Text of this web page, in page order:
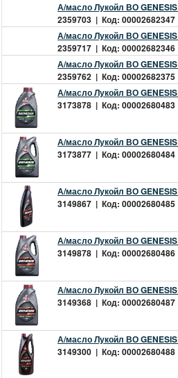
А/масло Лукойл ВО GENESIS
2359703 | Код:
А/масло Лукойл ВО GENESIS
2359717 | Код:
А/масло Лукойл ВО GENESIS
2359762 | Код:
А/масло Лукойл ВО
3173878 | Код:
А/масло Лукойл ВО
3173877 | Код:
А/масло Лукойл ВО GENESIS
3149867 | Код:
А/масло Лукойл ВО GENESIS
3149878 | Код:
А/масло Лукойл ВО GENESIS
3149368 | Код:
А/масло Лукойл ВО GENESIS
3149300 | Код: